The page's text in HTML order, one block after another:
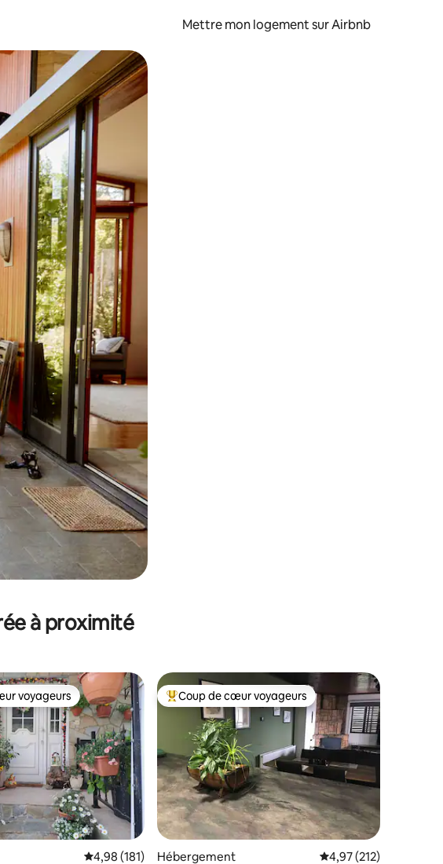
Mettre mon logement sur Airbnb
et en faisant glisser.
à proximité
de 65 commentaires : 4,92 sur 5
voyageurs les plus appréciés
voyageurs
Évaluation moyenne sur la base de 181 commentaires : 4,98 sur 5
4,98 (181)
Coups de cœur voyageurs les plus appréciés
Coup de cœur voyageurs
Hébergement Évaluation moyenne
4,97 (212)